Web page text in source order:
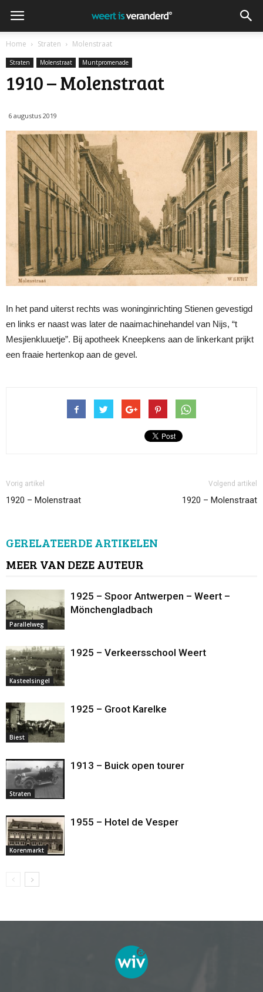
Home Straten Molenstraat
Straten Molenstraat Muntpromenade
1910 – Molenstraat
6 augustus 2019
In het pand uiterst rechts was woninginrichting Stienen gevestigd
en links er naast was later de naaimachinehandel van Nijs, “t
Mesjienkluuetje”. Bij apotheek Kneepkens aan de linkerkant prijkt
een fraaie hertenkop aan de gevel.
Vorig artikel
1920 – Molenstraat
Volgend artikel
1920 – Molenstraat
GERELATEERDE ARTIKELEN
MEER VAN DEZE AUTEUR
Parallelweg
1925 – Spoor Antwerpen – Weert –
Mönchengladbach
Kasteelsingel
1925 – Verkeersschool Weert
Biest
1925 – Groot Karelke
Straten
1913 – Buick open tourer
Korenmarkt
1955 – Hotel de Vesper